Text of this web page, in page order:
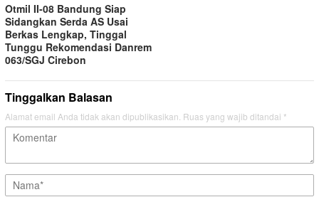
Otmil II-08 Bandung Siap
Sidangkan Serda AS Usai
Berkas Lengkap, Tinggal
Tunggu Rekomendasi Danrem
063/SGJ Cirebon
Tinggalkan Balasan
Alamat email Anda tidak akan dipublikasikan. Ruas yang wajib ditandai *